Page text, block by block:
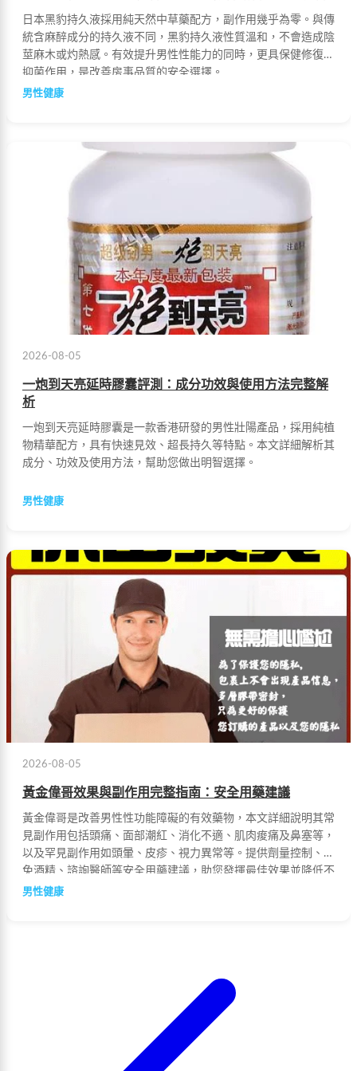
日本黑豹持久液採用純天然中草藥配方，副作用幾乎為零。與傳
統含麻醉成分的持久液不同，黑豹持久液性質溫和，不會造成陰
莖麻木或灼熱感。有效提升男性性能力的同時，更具保健修復與
抑菌作用，是改善房事品質的安全選擇。
男性健康
2026-08-05
一炮到天亮延時膠囊評測：成分功效與使用方法完整解
析
一炮到天亮延時膠囊是一款香港研發的男性壯陽產品，採用純植
物精華配方，具有快速見效、超長持久等特點。本文詳細解析其
成分、功效及使用方法，幫助您做出明智選擇。
男性健康
2026-08-05
黃金偉哥效果與副作用完整指南：安全用藥建議
黃金偉哥是改善男性性功能障礙的有效藥物，本文詳細說明其常
見副作用包括頭痛、面部潮紅、消化不適、肌肉痠痛及鼻塞等，
以及罕見副作用如頭暈、皮疹、視力異常等。提供劑量控制、避
免酒精、諮詢醫師等安全用藥建議，助您發揮最佳效果並降低不
良反應風險。
男性健康